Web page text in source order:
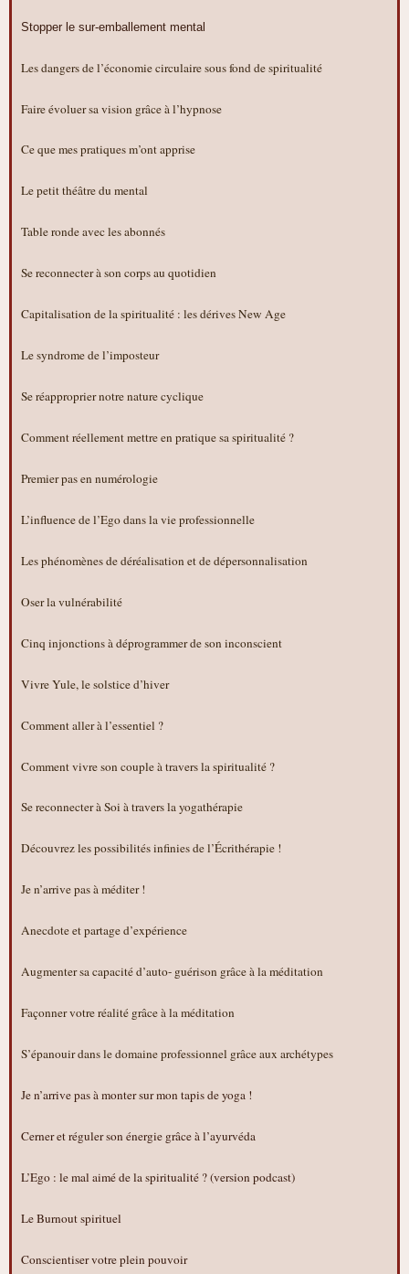
Stopper le sur-emballement mental
Les dangers de l’économie circulaire sous fond de spiritualité
Faire évoluer sa vision grâce à l’hypnose
Ce que mes pratiques m’ont apprise
Le petit théâtre du mental
Table ronde avec les abonnés
Se reconnecter à son corps au quotidien
Capitalisation de la spiritualité : les dérives New Age
Le syndrome de l’imposteur
Se réapproprier notre nature cyclique
Comment réellement mettre en pratique sa spiritualité ?
Premier pas en numérologie
L’influence de l’Ego dans la vie professionnelle
Les phénomènes de déréalisation et de dépersonnalisation
Oser la vulnérabilité
Cinq injonctions à déprogrammer de son inconscient
Vivre Yule, le solstice d’hiver
Comment aller à l’essentiel ?
Comment vivre son couple à travers la spiritualité ?
Se reconnecter à Soi à travers la yogathérapie
Découvrez les possibilités infinies de l’Écrithérapie !
Je n’arrive pas à méditer !
Anecdote et partage d’expérience
Augmenter sa capacité d’auto- guérison grâce à la méditation
Façonner votre réalité grâce à la méditation
S’épanouir dans le domaine professionnel grâce aux archétypes
Je n’arrive pas à monter sur mon tapis de yoga !
Cerner et réguler son énergie grâce à l’ayurvéda
L’Ego : le mal aimé de la spiritualité ? (version podcast)
Le Burnout spirituel
Conscientiser votre plein pouvoir